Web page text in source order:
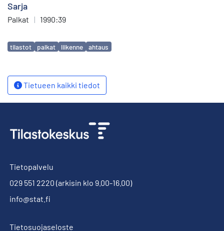
Sarja
Palkat | 1990:39
Avainsanat
tilastot palkat liikenne ahtaus
Tietueen kaikki tiedot
Tietopalvelu
029 551 2220 (arkisin klo 9.00-16.00)
info@stat.fi
Tietosuojaseloste